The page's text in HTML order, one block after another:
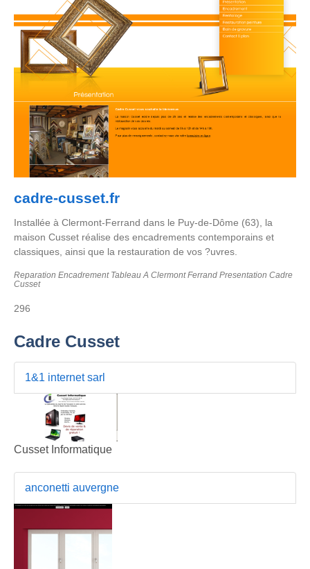
cadre-cusset.fr
Installée à Clermont-Ferrand dans le Puy-de-Dôme (63), la
maison Cusset réalise des encadrements contemporains et
classiques, ainsi que la restauration de vos ?uvres.
Reparation Encadrement Tableau A Clermont Ferrand Presentation Cadre
Cusset
296
Cadre Cusset
1&1 internet sarl
Cusset Informatique
anconetti auvergne